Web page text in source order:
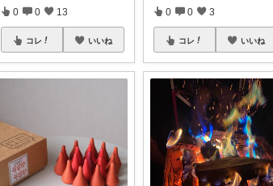
0 0 13
コレ いいね
0 0 3
コレ いいね